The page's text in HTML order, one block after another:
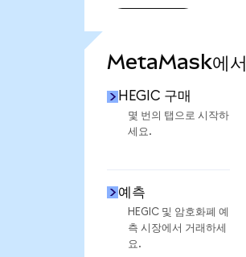
MetaMask에서
HEGIC 구매
몇 번의 탭으로 시작하
세요.
예측
HEGIC 및 암호화폐 예
측 시장에서 거래하세
요.